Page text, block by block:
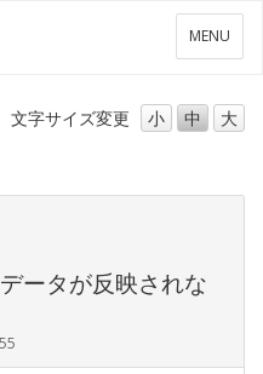
メ
ニ
ー
MENU
文字サイズ変更 小 中 大
ータが反映されな